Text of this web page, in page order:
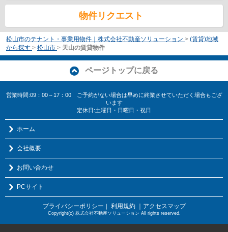
物件リクエスト
松山市のテナント・事業用物件｜株式会社不動産ソリューション > (賃貸)地域
から探す > 松山市 > 天山の賃貸物件
ページトップに戻る
営業時間:09：00～17：00 ご予約がない場合は早めに終業させていただく場合もござ
います
定休日:土曜日・日曜日・祝日
ホーム
会社概要
お問い合わせ
PCサイト
プライバシーポリシー ｜ 利用規約 ｜アクセスマップ
Copyright(c) 株式会社不動産ソリューション All rights reserved.